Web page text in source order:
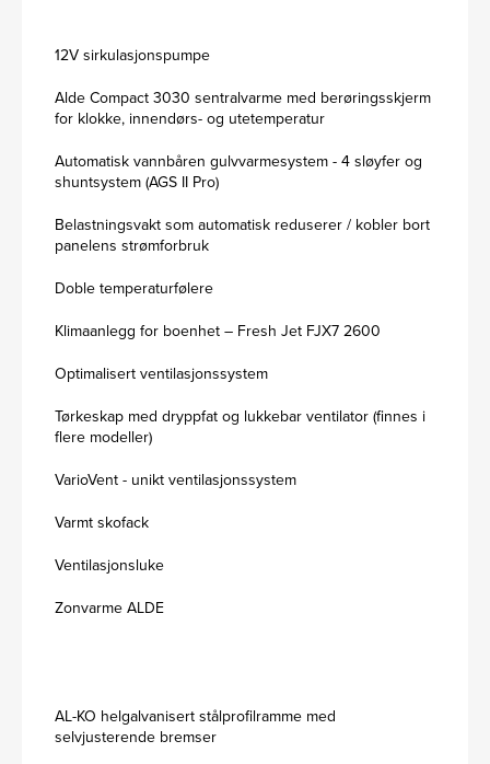
12V sirkulasjonspumpe
Alde Compact 3030 sentralvarme med berøringsskjerm
for klokke, innendørs- og utetemperatur
Automatisk vannbåren gulvvarmesystem - 4 sløyfer og
shuntsystem (AGS II Pro)
Belastningsvakt som automatisk reduserer / kobler bort
panelens strømforbruk
Doble temperaturfølere
Klimaanlegg for boenhet – Fresh Jet FJX7 2600
Optimalisert ventilasjonssystem
Tørkeskap med dryppfat og lukkebar ventilator (finnes i
flere modeller)
VarioVent - unikt ventilasjonssystem
Varmt skofack
Ventilasjonsluke
Zonvarme ALDE
AL-KO helgalvanisert stålprofilramme med
selvjusterende bremser